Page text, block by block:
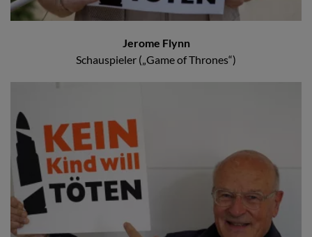
Jerome Flynn
Schauspieler („Game of Thrones“)